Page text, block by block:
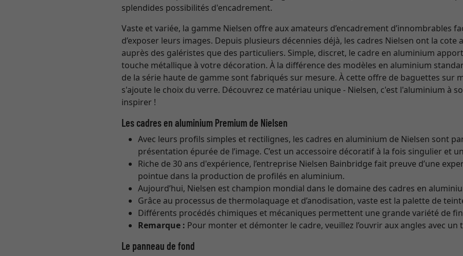
splendides possibilités d'encadrement.
Vaste et variée, la gamme Nielsen offre aux amateurs d’encadrement d’innombrables
d’exposer leurs images. Depuis plusieurs décennies déjà, les cadres Nielsen ont la cote
auprès des galéristes que des particuliers. Simple, discret, le cadre en aluminium
touche métallique à votre décoration. À la différence des modèles en aluminium
de la série haute de gamme sont fabriqués sur mesure. À cette offre de baguettes sur
s'ajoute le choix du verre. Découvrez ce matériau unique - Nielsen, c'est l'aluminium à
inspirer !
Les cadres en aluminium Premium de Nielsen
Avec leurs profils simples et rectilignes, les cadres en aluminium de Nielsen sont
présentation épurée de l’image. C’est un accessoire décoratif à la fois singulier et
Riche de 30 ans d'expérience, l’entreprise Nielsen Bainbridge fait preuve d’une
pointue dans la production de profilés en aluminium.
Aujourd’hui, Nielsen est champion mondial dans le domaine des cadres en
Grâce au processus de thermolaquage et d’anodisation, vaste est la palette de
Différents procédés chimiques et mécaniques permettent une grande variété de
Remarque : Pour monter et démonter le cadre, veuillez l’ouvrir aux angles avec un
Le panneau de fond